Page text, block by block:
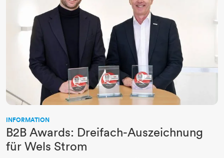
INFORMATION
B2B Awards: Dreifach-Auszeichnung
für Wels Strom